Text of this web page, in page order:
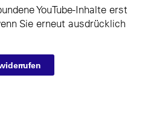
YouTube-Inhalte erst
Sie erneut ausdrücklich